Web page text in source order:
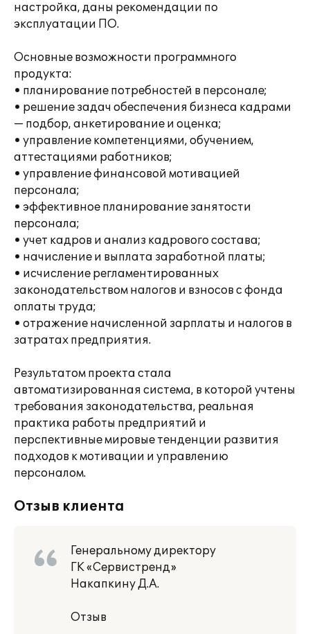
настройка, даны рекомендации по
эксплуатации ПО.
Основные возможности программного
продукта:
• планирование потребностей в персонале;
• решение задач обеспечения бизнеса кадрами
— подбор, анкетирование и оценка;
• управление компетенциями, обучением,
аттестациями работников;
• управление финансовой мотивацией
персонала;
• эффективное планирование занятости
персонала;
• учет кадров и анализ кадрового состава;
• начисление и выплата заработной платы;
• исчисление регламентированных
законодательством налогов и взносов с фонда
оплаты труда;
• отражение начисленной зарплаты и налогов в
затратах предприятия.
Результатом проекта стала
автоматизированная система, в которой учтены
требования законодательства, реальная
практика работы предприятий и
перспективные мировые тенденции развития
подходов к мотивации и управлению
персоналом.
Отзыв клиента
Генеральному директору
ГК «Сервистренд»
Накапкину Д.А.
Отзыв